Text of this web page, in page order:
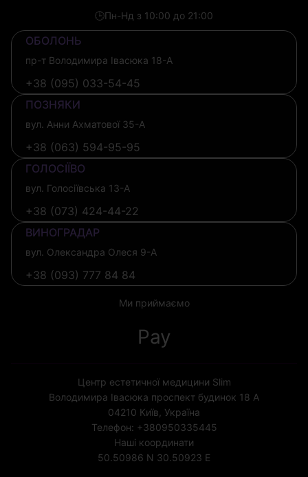
🕒Пн-Нд з 10:00 до 21:00
ОБОЛОНЬ
пр-т Володимира Івасюка 18-А
+38 (095) 033-54-45
ПОЗНЯКИ
вул. Анни Ахматової 35-А
+38 (063) 594-95-95
ГОЛОСІЇВО
вул. Голосіївська 13-А
+38 (073) 424-44-22
ВИНОГРАДАР
вул. Олександра Олеся 9-А
+38 (093) 777 84 84
Ми приймаємо
Pay
Центр естетичної медицини Slim
Володимира Івасюка проспект будинок 18 А
04210 Київ, Україна
Телефон: +380950335445
Наші координати
50.50986 N 30.50923 E